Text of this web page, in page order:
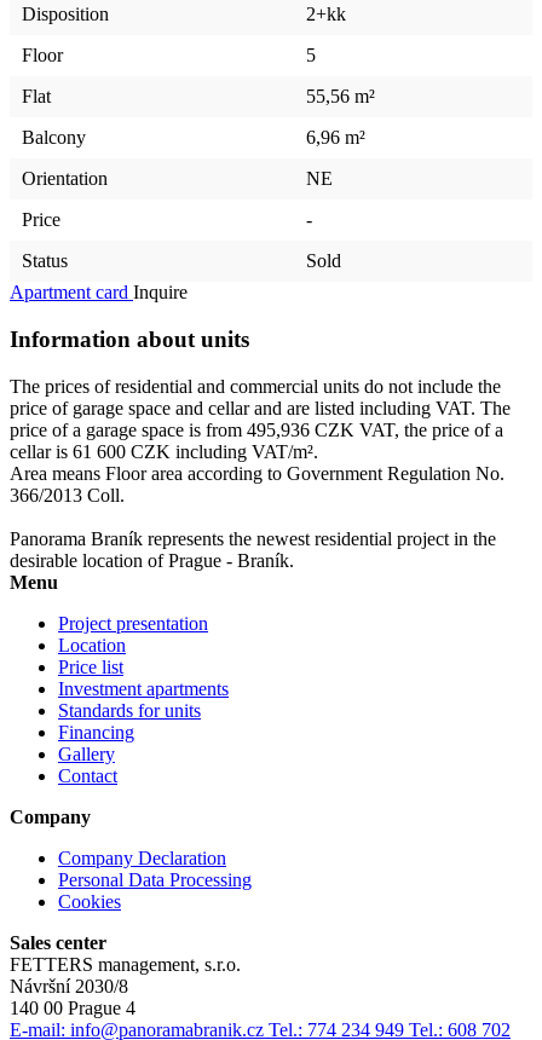
Disposition
2+kk
Floor
5
Flat
55,56 m²
Balcony
6,96 m²
Orientation
NE
Price
-
Status
Sold
Apartment card Inquire
Information about units
The prices of residential and commercial units do not include the
price of garage space and cellar and are listed including VAT. The
price of a garage space is from 495,936 CZK VAT, the price of a
cellar is 61 600 CZK including VAT/m².
Area means Floor area according to Government Regulation No.
366/2013 Coll.
Panorama Braník represents the newest residential project in the
desirable location of Prague - Braník.
Menu
Project presentation
Location
Price list
Investment apartments
Standards for units
Financing
Gallery
Contact
Company
Company Declaration
Personal Data Processing
Cookies
Sales center
FETTERS management, s.r.o.
Návršní 2030/8
140 00 Prague 4
E-mail: info@panoramabranik.cz Tel.: 774 234 949 Tel.: 608 702